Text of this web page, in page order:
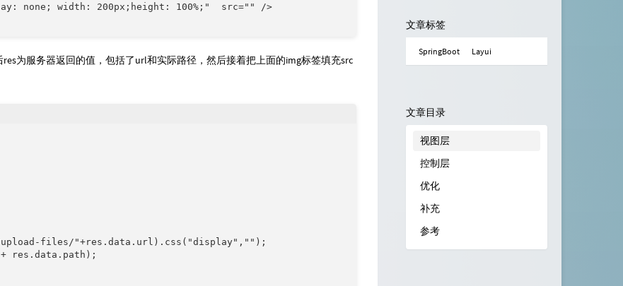
none; width: 200px;height: 100%;"  src="" />
为服务器返回的值，包括了url和实际路径，然后接着把上面的img标签填充src
files/"+res.data.url).css("display","");
res.data.path);
文章标签
SpringBoot Layui
文章目录
视图层
控制层
优化
补充
参考